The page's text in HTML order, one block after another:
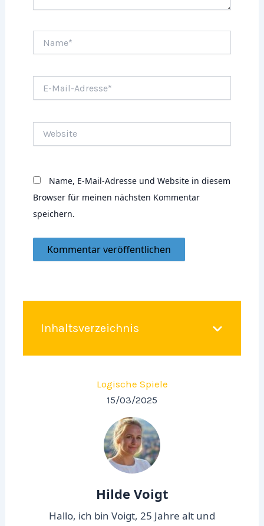
Mail-
Name, E-Mail-Adresse und Website in diesem
Browser für meinen nächsten Kommentar
speichern.
Inhaltsverzeichnis
Logische Spiele
15/03/2025
Hilde Voigt
Hallo, ich bin Voigt, 25 Jahre alt und